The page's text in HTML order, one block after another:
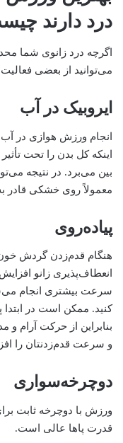
درد دارند
اگرچه درد زانوی شما
می‌توانید از بعضی
ایروبیک در آب
انجام ورزش هوازی در آب
اینکه کل بدن را تحت
بین می‌برد. در نتیجه
معمولاً روی خشکی قادر
پیاده‌روی
هنگام قدم‌زدن گردش خون
انعطاف‌پذیری زانو
سرعت بیشتری انجام
کنید. ممکن است در
بنابراین از حرکت آرام
و سرعت قدم‌زدنتان را
دوچرخه‌سواری
ورزش با دوچرخه ثابت
قدرت پاها عالی است.